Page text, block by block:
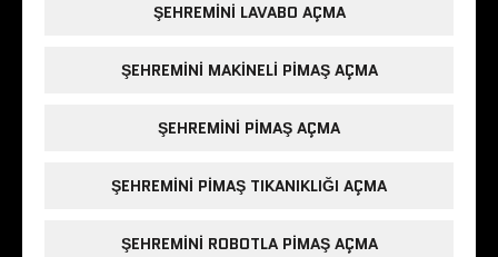
ŞEHREMINI LAVABO AÇMA
ŞEHREMINI MAKINELI PIMAŞ AÇMA
ŞEHREMINI PIMAŞ AÇMA
ŞEHREMINI PIMAŞ TIKANIKLIĞI AÇMA
ŞEHREMINI ROBOTLA PIMAŞ AÇMA